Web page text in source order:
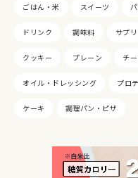
ごはん・米 スイーツ
ドリンク 調味料 サプリ
クッキー プレーン チ
オイル・ドレッシング プロ
ケーキ 調理パン・ピザ